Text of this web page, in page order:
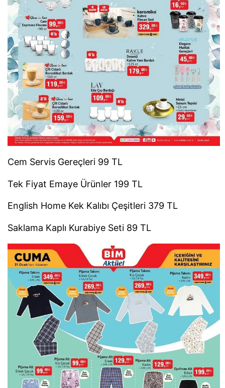
Cem Servis Gereçleri 99 TL
Tek Fiyat Emaye Ürünler 199 TL
English Home Kek Kalıbı Çeşitleri 379 TL
Saklama Kaplı Kurabiye Seti 89 TL